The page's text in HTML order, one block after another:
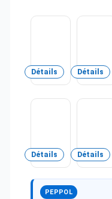
charge
11cm
Détails Détails
cm)
-
Nordrive
Détails Détails
PEPPOL